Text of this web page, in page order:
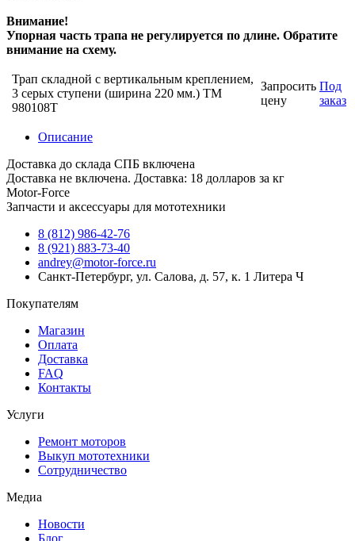
Внимание!
Упорная часть трапа не регулируется по длине. Обратите
внимание на схему.
Трап складной с вертикальным креплением,
3 серых ступени (ширина 220 мм.) TM
980108T
Запросить
цену
Под
заказ
Описание
Доставка до склада СПБ включена
Доставка не включена. Доставка: 18 долларов за кг
Motor-Force
Запчасти и аксессуары для мототехники
8 (812) 986-42-76
8 (921) 883-73-40
andrey@motor-force.ru
Санкт-Петербург, ул. Салова, д. 57, к. 1 Литера Ч
Покупателям
Магазин
Оплата
Доставка
FAQ
Контакты
Услуги
Ремонт моторов
Выкуп мототехники
Сотрудничество
Медиа
Новости
Блог